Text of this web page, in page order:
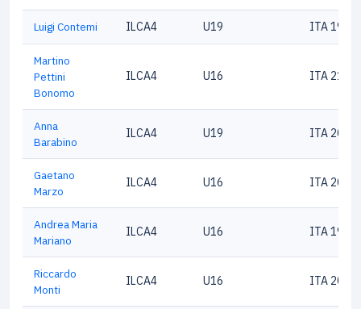
Luigi Contemi ILCA4 U19 ITA
Martino
Pettini
Bonomo
ILCA4 U16 ITA
Anna
Barabino
ILCA4 U19 ITA
Gaetano
Marzo
ILCA4 U16 ITA
Andrea Maria
Mariano
ILCA4 U16 ITA
Riccardo
Monti
ILCA4 U16 ITA